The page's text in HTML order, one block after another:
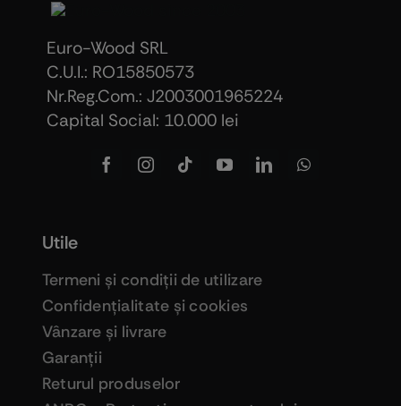
Euro-Wood SRL
C.U.I.: RO15850573
Nr.Reg.Com.: J2003001965224
Capital Social: 10.000 lei
Utile
Termeni şi condiţii de utilizare
Confidenţialitate şi cookies
Vânzare şi livrare
Garanţii
Returul produselor